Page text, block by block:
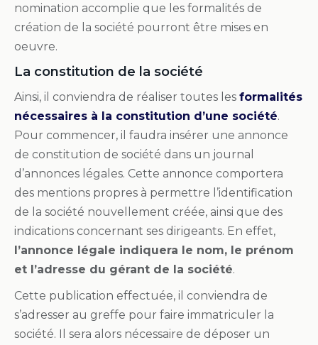
nomination accomplie que les formalités de
création de la société pourront être mises en
oeuvre.
La constitution de la société
Ainsi, il conviendra de réaliser toutes les formalités
nécessaires à la constitution d’une société.
Pour commencer, il faudra insérer une annonce
de constitution de société dans un journal
d’annonces légales. Cette annonce comportera
des mentions propres à permettre l’identification
de la société nouvellement créée, ainsi que des
indications concernant ses dirigeants. En effet,
l’annonce légale indiquera le nom, le prénom
et l’adresse du gérant de la société.
Cette publication effectuée, il conviendra de
s’adresser au greffe pour faire immatriculer la
société. Il sera alors nécessaire de déposer un